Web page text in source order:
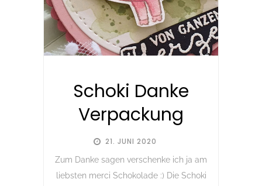
21. JUNI 2020
Schoki Danke
Verpackung
Zum Danke sagen verschenke ich ja am
liebsten merci Schokolade :) Die Schoki